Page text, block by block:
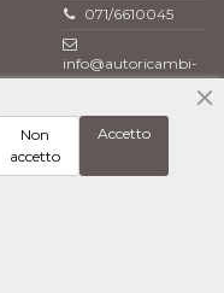
071/6610045
info@autoricambi-
ceccacci.it
trattamento dei miei dati
Accetto
Non
accetto